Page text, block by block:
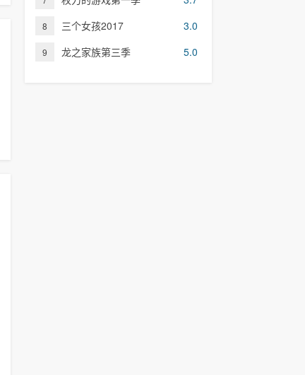
8 三个女孩2017 3.0
9 龙之家族第三季 5.0